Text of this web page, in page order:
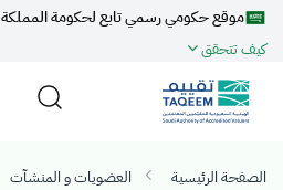
موقع حكومي رسمي تابع لحكومة المملكة
كيف تتحقق
الصفحة الرئيسية العضويات و المنشآت